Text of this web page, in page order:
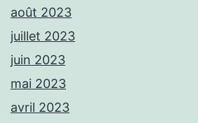
août 2023
juillet 2023
juin 2023
mai 2023
avril 2023